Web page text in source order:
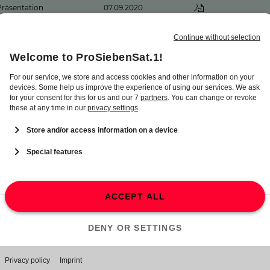
07.09.2020
Präsentation 29.10.2018
bei
"Podcast Powerhouse"